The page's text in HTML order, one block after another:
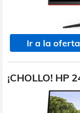
Ir a la oferta
¡CHOLLO! HP